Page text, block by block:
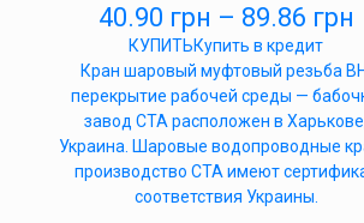
40.90 грн – 89.86 грн
КУПИТЬКупить в кредит
Кран шаровый муфтовый резьба
перекрытие рабочей среды —
завод СТА расположен в
Украина. Шаровые водопроводные
производство СТА имеют
соответствия Украины.